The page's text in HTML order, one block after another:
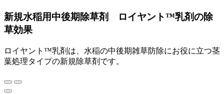
新規水稲用中後期除草剤 ロイヤント™乳剤の除
草効果
ロイヤント™乳剤は、水稲の中後期雑草防除にお役に立つ茎
葉処理タイプの新規除草剤です。